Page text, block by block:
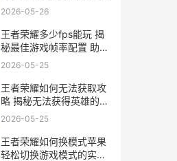
登录界面指南
2026-05-26
王者荣耀多少fps能玩 揭
秘最佳游戏帧率配置 助你
畅享无卡顿体验
2026-05-25
王者荣耀如何无法获取攻
略 揭秘无法获得英雄的神
秘原因
2026-05-25
王者荣耀如何换模式苹果
轻松切换游戏模式的实用